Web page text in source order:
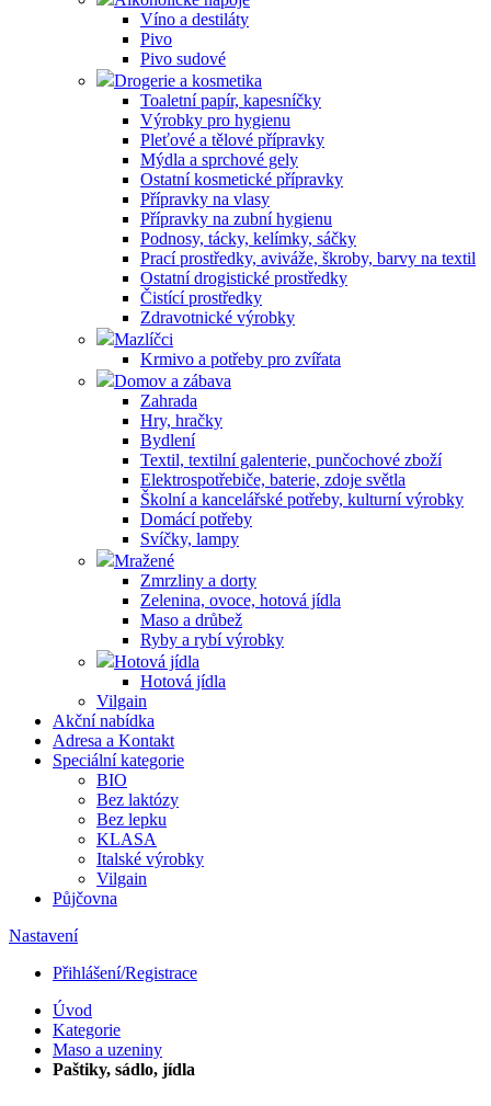
Víno a destiláty
Pivo
Pivo sudové
Drogerie a kosmetika
Toaletní papír, kapesníčky
Výrobky pro hygienu
Pleťové a tělové přípravky
Mýdla a sprchové gely
Ostatní kosmetické přípravky
Přípravky na vlasy
Přípravky na zubní hygienu
Podnosy, tácky, kelímky, sáčky
Prací prostředky, aviváže, škroby, barvy na textil
Ostatní drogistické prostředky
Čistící prostředky
Zdravotnické výrobky
Mazlíčci
Krmivo a potřeby pro zvířata
Domov a zábava
Zahrada
Hry, hračky
Bydlení
Textil, textilní galenterie, punčochové zboží
Elektrospotřebiče, baterie, zdoje světla
Školní a kancelářské potřeby, kulturní výrobky
Domácí potřeby
Svíčky, lampy
Mražené
Zmrzliny a dorty
Zelenina, ovoce, hotová jídla
Maso a drůbež
Ryby a rybí výrobky
Hotová jídla
Hotová jídla
Vilgain
Akční nabídka
Adresa a Kontakt
Speciální kategorie
BIO
Bez laktózy
Bez lepku
KLASA
Italské výrobky
Vilgain
Půjčovna
Nastavení
Přihlášení/Registrace
Úvod
Kategorie
Maso a uzeniny
Paštiky, sádlo, jídla